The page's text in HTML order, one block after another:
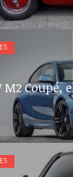
M2 Coupé,